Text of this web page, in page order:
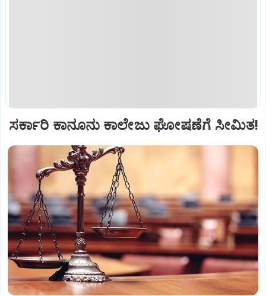
ಸರ್ಕಾರಿ ಕಾನೂನು ಕಾಲೇಜು ಘೋಷಣೆಗೆ ಸೀಮಿತ!